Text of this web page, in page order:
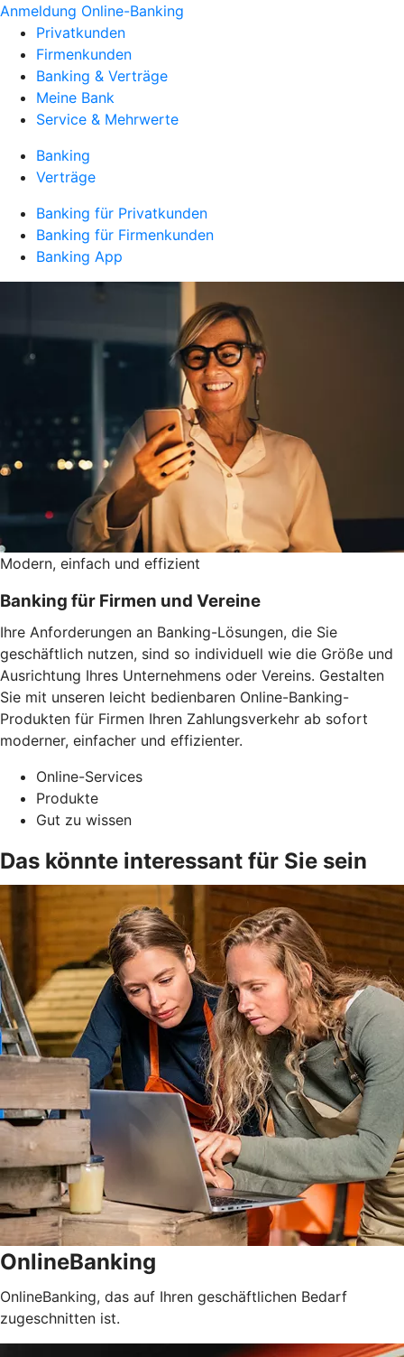
Anmeldung Online-Banking
Privatkunden
Firmenkunden
Banking & Verträge
Meine Bank
Service & Mehrwerte
Banking
Verträge
Banking für Privatkunden
Banking für Firmenkunden
Banking App
Modern, einfach und effizient
Banking für Firmen und Vereine
Ihre Anforderungen an Banking-Lösungen, die Sie
geschäftlich nutzen, sind so individuell wie die Größe und
Ausrichtung Ihres Unternehmens oder Vereins. Gestalten
Sie mit unseren leicht bedienbaren Online-Banking-
Produkten für Firmen Ihren Zahlungsverkehr ab sofort
moderner, einfacher und effizienter.
Online-Services
Produkte
Gut zu wissen
Das könnte interessant für Sie sein
OnlineBanking
OnlineBanking, das auf Ihren geschäftlichen Bedarf
zugeschnitten ist.